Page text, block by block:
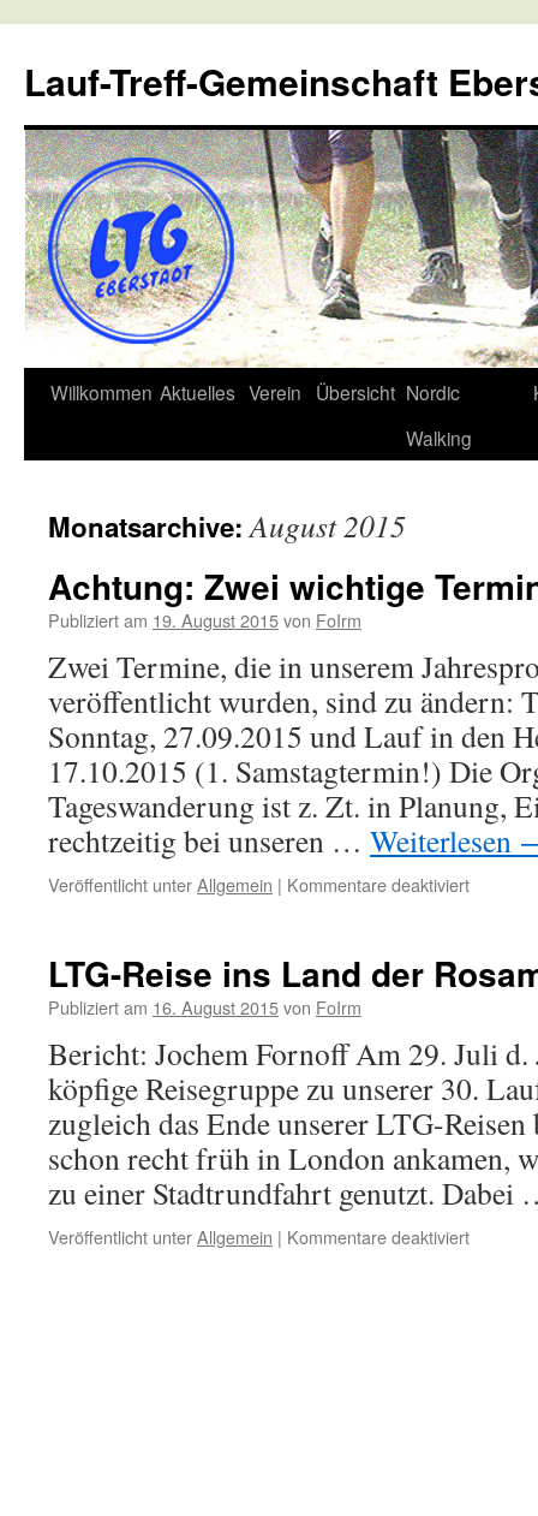
Lauf-Treff-Gemeinschaft
Zum
Willkommen Aktuelles Verein Übersicht Nordic
Walking
Monatsarchive:August 2015
Achtung: Zwei wichtige
Publiziert am 19. August 2015von FoIrm
Zwei Termine, die in unserem
veröffentlicht wurden, sind zu ändern:
Sonntag, 27.09.2015 und Lauf in den
17.10.2015 (1. Samstagtermin!) Die
Tageswanderung ist z. Zt. in Planung,
rechtzeitig bei unseren … Weiterlesen
Veröffentlicht unterAllgemein | Kommentare deaktiviertfür
LTG-Reise ins Land der
Publiziert am 16. August 2015von FoIrm
Bericht: Jochem Fornoff Am 29. Juli d.
köpfige Reisegruppe zu unserer 30.
zugleich das Ende unserer LTG-
schon recht früh in London ankamen,
zu einer Stadtrundfahrt genutzt.
Veröffentlicht unterAllgemein | Kommentare deaktiviertfür